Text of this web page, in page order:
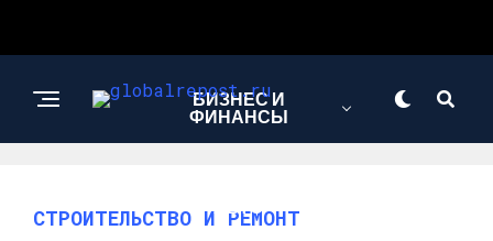
БИЗНЕС И
ФИНАНСЫ
АВТО
СТРОИТЕЛЬСТВО И РЕМОНТ